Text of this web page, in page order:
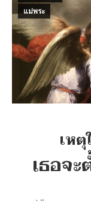
แม่พระ
เห
เธอจ